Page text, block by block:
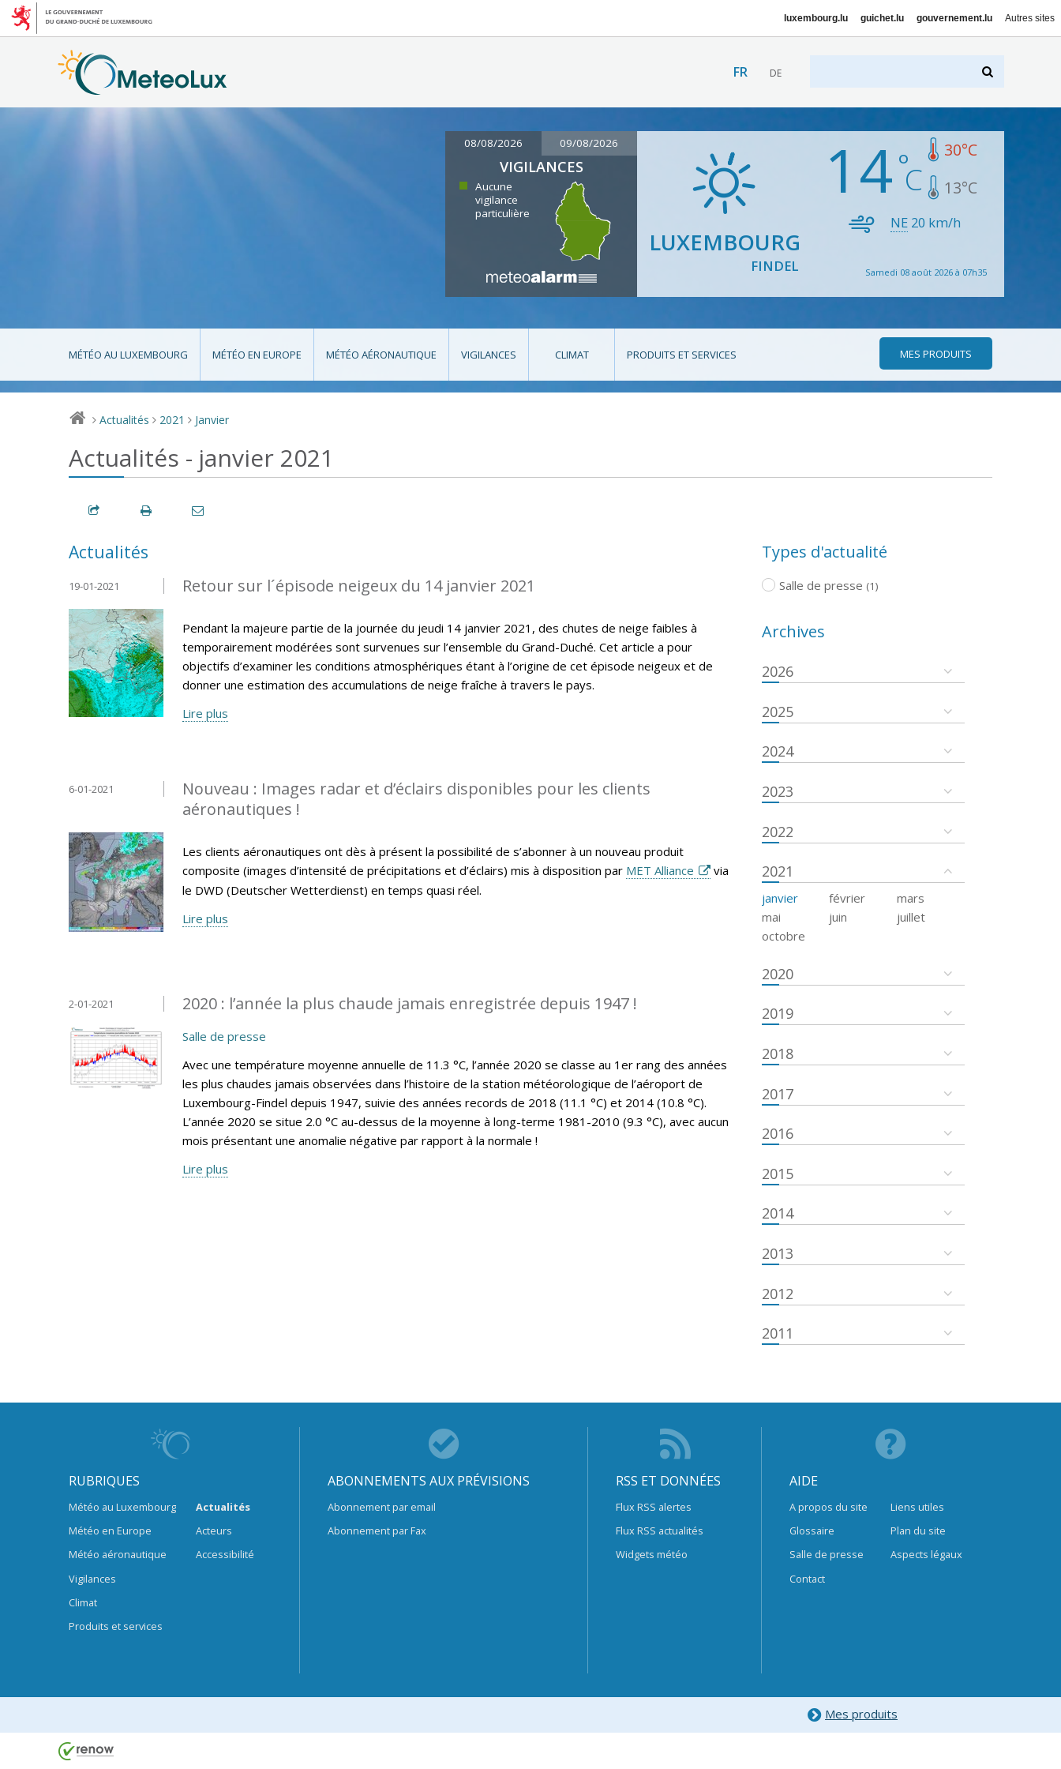
luxembourg.lu guichet.lu gouvernement.lu Autres sites
FR DE
08/08/2026 09/08/2026
VIGILANCES
Aucune
vigilance
particulière
LUXEMBOURG
FINDEL
14 30°C
13°C
NE 20 km/h
Samedi 08 août 2026 à 07h35
MÉTÉO AU LUXEMBOURG MÉTÉO EN EUROPE MÉTÉO AÉRONAUTIQUE VIGILANCES CLIMAT PRODUITS ET SERVICES MES PRODUITS
> Actualités > 2021 > Janvier
Actualités - janvier 2021
Actualités
Retour sur l´épisode neigeux du 14 janvier 2021
19-01-2021
Pendant la majeure partie de la journée du jeudi 14 janvier 2021, des chutes de neige faibles à
temporairement modérées sont survenues sur l’ensemble du Grand-Duché. Cet article a pour
objectifs d’examiner les conditions atmosphériques étant à l’origine de cet épisode neigeux et de
donner une estimation des accumulations de neige fraîche à travers le pays.
Lire plus
Nouveau : Images radar et d’éclairs disponibles pour les clients
aéronautiques !
6-01-2021
Les clients aéronautiques ont dès à présent la possibilité de s’abonner à un nouveau produit
composite (images d’intensité de précipitations et d’éclairs) mis à disposition par MET Alliance
via
le DWD (Deutscher Wetterdienst) en temps quasi réel.
Lire plus
2020 : l’année la plus chaude jamais enregistrée depuis 1947 !
2-01-2021
Salle de presse
Avec une température moyenne annuelle de 11.3 °C, l’année 2020 se classe au 1er rang des années
les plus chaudes jamais observées dans l’histoire de la station météorologique de l’aéroport de
Luxembourg-Findel depuis 1947, suivie des années records de 2018 (11.1 °C) et 2014 (10.8 °C).
L’année 2020 se situe 2.0 °C au-dessus de la moyenne à long-terme 1981-2010 (9.3 °C), avec aucun
mois présentant une anomalie négative par rapport à la normale !
Lire plus
Types d'actualité
Salle de presse (1)
Archives
2026
2025
2024
2023
2022
2021
janvier février
mars
mai
juin
juillet
octobre
2020
2019
2018
2017
2016
2015
2014
2013
2012
2011
RUBRIQUES
Météo au Luxembourg
Météo en Europe
Météo aéronautique
Vigilances
Climat
Produits et services
Actualités
Acteurs
Accessibilité
ABONNEMENTS AUX PRÉVISIONS
Abonnement par email
Abonnement par Fax
RSS ET DONNÉES
Flux RSS alertes
Flux RSS actualités
Widgets météo
AIDE
A propos du site
Glossaire
Salle de presse
Contact
Liens utiles
Plan du site
Aspects légaux
Mes produits